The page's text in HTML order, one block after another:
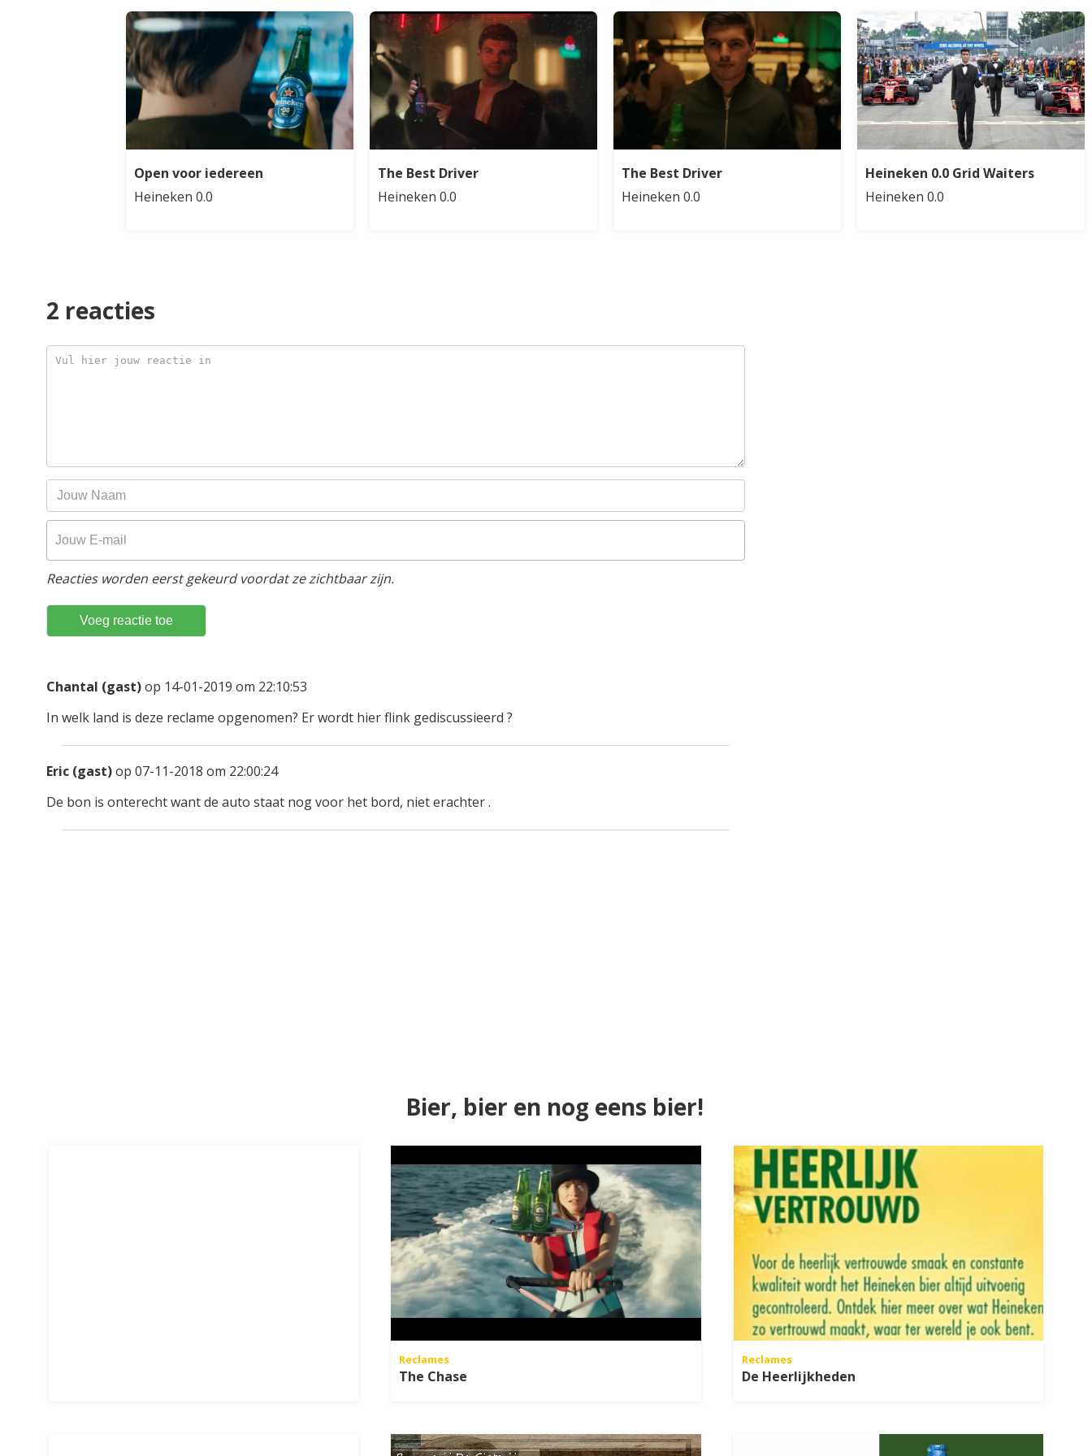
Open voor iedereen
Heineken 0.0
The Best Driver
Heineken 0.0
The Best Driver
Heineken 0.0
Heineken 0.0 Grid Waiters
Heineken 0.0
2 reacties
Reacties worden eerst gekeurd voordat ze zichtbaar zijn.
Chantal (gast)op 14-01-2019 om 22:10:53
In welk land is deze reclame opgenomen? Er wordt hier flink gediscussieerd ?
Eric (gast)op 07-11-2018 om 22:00:24
De bon is onterecht want de auto staat nog voor het bord, niet erachter .
Bier, bier en nog eens bier!
Reclames
The Chase
Reclames
De Heerlijkheden